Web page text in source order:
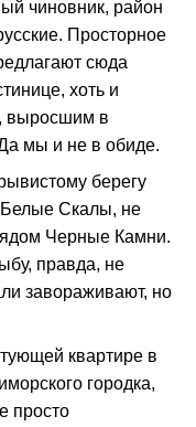
чиновник, район
Просторное
сюда
хоть и
выросшим в
мы и не в обиде.
берегу
Белые Скалы, не
Черные Камни.
правда, не
завораживают, но
квартире в
городка,
просто